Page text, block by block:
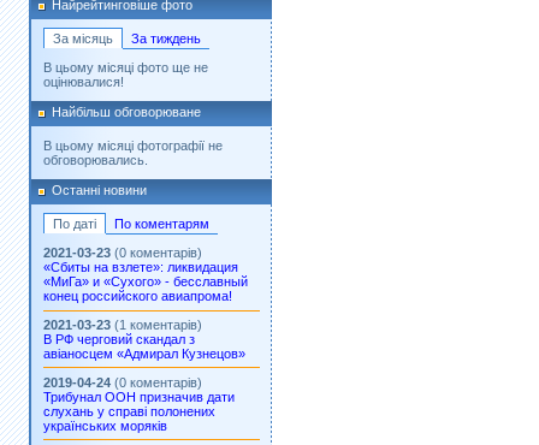
Найрейтинговіше фото
За місяць
За тиждень
В цьому місяці фото ще не
оцінювалися!
Найбільш обговорюване
В цьому місяці фотографії не
обговорювались.
Останні новини
По даті
По коментарям
2021-03-23 (0 коментарів)
«Сбиты на взлете»: ликвидация
«МиГа» и «Сухого» - бесславный
конец российского авиапрома!
2021-03-23 (1 коментарів)
В РФ черговий скандал з
авіаносцем «Адмирал Кузнецов»
2019-04-24 (0 коментарів)
Трибунал ООН призначив дати
слухань у справі полонених
українських моряків